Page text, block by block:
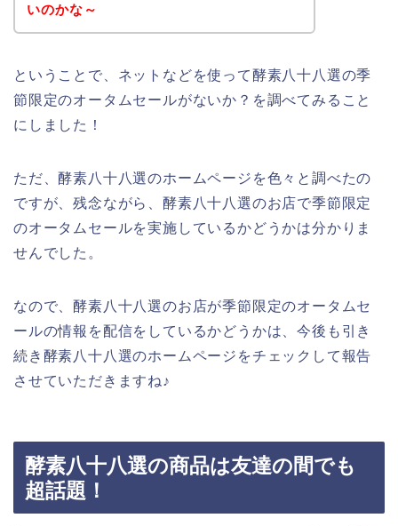
いのかな～
ということで、ネットなどを使って酵素八十八選の季
節限定のオータムセールがないか？を調べてみること
にしました！
ただ、酵素八十八選のホームページを色々と調べたの
ですが、残念ながら、酵素八十八選のお店で季節限定
のオータムセールを実施しているかどうかは分かりま
せんでした。
なので、酵素八十八選のお店が季節限定のオータムセ
ールの情報を配信をしているかどうかは、今後も引き
続き酵素八十八選のホームページをチェックして報告
させていただきますね♪
酵素八十八選の商品は友達の間でも
超話題！